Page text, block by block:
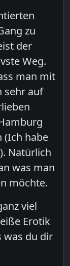
zu
der
Weg.
man mit
sehr auf
(Ich habe
Natürlich
was man
möchte.
viel
Erotik
was du dir